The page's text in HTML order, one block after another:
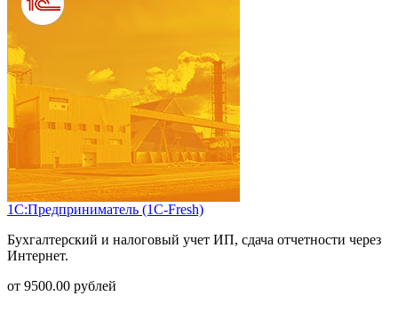
1С:Предприниматель (1С-Fresh)
Бухгалтерский и налоговый учет ИП, сдача отчетности через
Интернет.
от 9500.00 рублей